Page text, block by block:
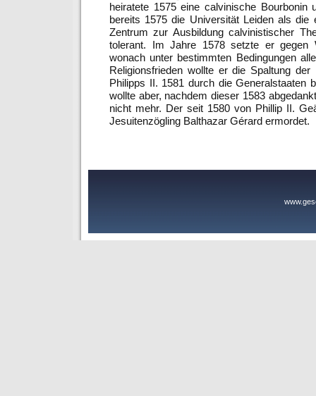
heiratete 1575 eine calvinische
bereits 1575 die Universität Leiden als
Zentrum zur Ausbildung calvinistischer
tolerant. Im Jahre 1578 setzte er gegen
wonach unter bestimmten Bedingungen
Religionsfrieden wollte er die Spaltung
Philipps II. 1581 durch die Generalstaaten
wollte aber, nachdem dieser 1583
nicht mehr. Der seit 1580 von Phillip II.
Jesuitenzögling Balthazar Gérard ermordet.